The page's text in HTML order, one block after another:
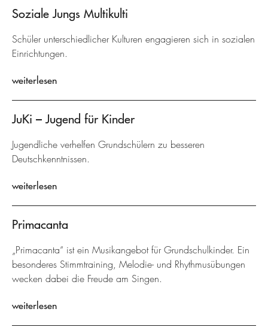
Soziale Jungs Multikulti
Schüler unterschiedlicher Kulturen engagieren sich in sozialen
Einrichtungen.
weiterlesen
JuKi – Jugend für Kinder
Jugendliche verhelfen Grundschülern zu besseren
Deutschkenntnissen.
weiterlesen
Primacanta
„Primacanta“ ist ein Musikangebot für Grundschulkinder. Ein
besonderes Stimmtraining, Melodie- und Rhythmusübungen
wecken dabei die Freude am Singen.
weiterlesen